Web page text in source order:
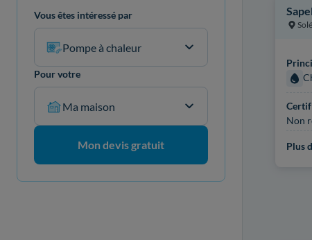
Vous êtes intéressé par
Pompe à chaleur
Pour votre
Ma maison
Mon devis gratuit
Non
Plus